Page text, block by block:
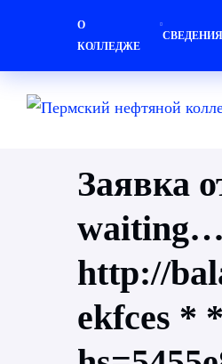
О
КОЛЛЕДЖЕ
СВЕДЕНИЯ
Заявка
http://
ekfces *